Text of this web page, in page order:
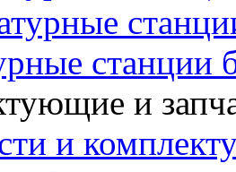
станции
и
и